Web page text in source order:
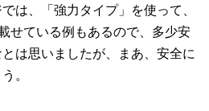
は、「強力タイプ」を使って、
せている例もあるので、多少安
は思いましたが、まあ、安全に
。